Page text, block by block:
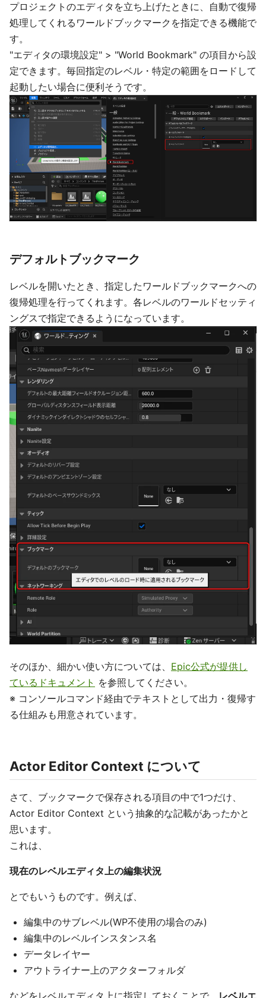
プロジェクトのエディタを立ち上げたときに、自動で復帰
処理してくれるワールドブックマークを指定できる機能で
す。
"エディタの環境設定" > "World Bookmark" の項目から設
定できます。毎回指定のレベル・特定の範囲をロードして
起動したい場合に便利そうです。
デフォルトブックマーク
レベルを開いたとき、指定したワールドブックマークへの
復帰処理を行ってくれます。各レベルのワールドセッティ
ングスで指定できるようになっています。
そのほか、細かい使い方については、 Epic公式が提供し
ているドキュメント を参照してください。
※ コンソールコマンド経由でテキストとして出力・復帰す
る仕組みも用意されています。
Actor Editor Context について
さて、ブックマークで保存される項目の中で1つだけ、
Actor Editor Context という抽象的な記載があったかと
思います。
これは、
現在のレベルエディタ上の編集状況
とでもいうものです。例えば、
編集中のサブレベル(WP不使用の場合のみ)
編集中のレベルインスタンス名
データレイヤー
アウトライナー上のアクターフォルダ
などをレベルエディタ上に指定しておくことで、 レベルエ